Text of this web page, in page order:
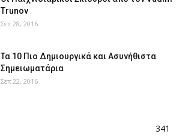
Trunov
Σεπ 28, 2016
Τα 10 Πιο Δημιουργικά και Ασυνήθιστα
Σημειωματάρια
Σεπ 22, 2016
341